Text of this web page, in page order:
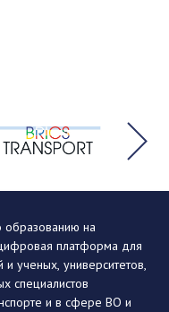
образованию на
платформа для
и ученых, университетов,
специалистов
и в сфере ВО и